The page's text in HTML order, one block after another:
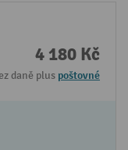
4 180 Kč
daně plus poštovné